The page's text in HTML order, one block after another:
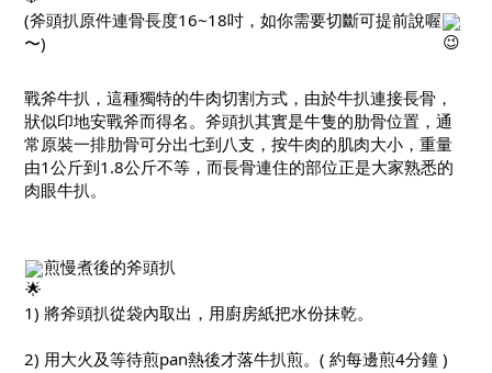
(斧頭扒原件連骨長度16~18吋，如你需要切斷可提前說喔
〜)
戰斧牛扒，這種獨特的牛肉切割方式，由於牛扒連接長骨，
狀似印地安戰斧而得名。斧頭扒其實是牛隻的肋骨位置，通
常原裝一排肋骨可分出七到八支，按牛肉的肌肉大小，重量
由1公斤到1.8公斤不等，而長骨連住的部位正是大家熟悉的
肉眼牛扒。
煎慢煮後的斧頭扒
1) 將斧頭扒從袋內取出，用廚房紙把水份抹乾。
2) 用大火及等待煎pan熱後才落牛扒煎。( 約每邊煎4分鐘 )